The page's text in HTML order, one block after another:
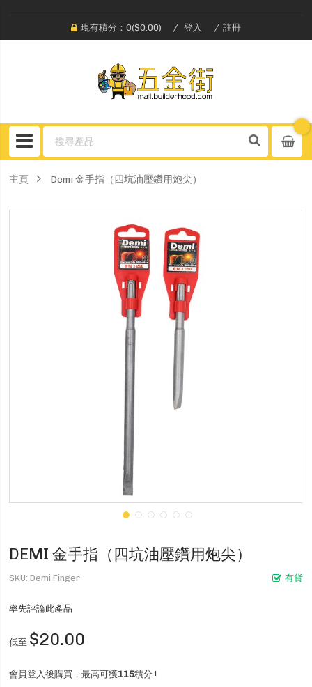
現有積分：0($0.00) 登入 註冊
主頁 Demi 金手指（四坑油壓鑽用炮尖）
DEMI 金手指（四坑油壓鑽用炮尖）
有貨
SKU Demi Finger
率先評論此產品
低至 $20.00
會員登入後購買，最高可獲115積分 !